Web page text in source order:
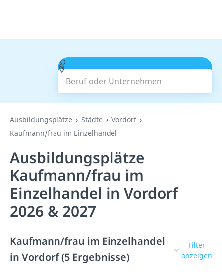
Beruf oder Unternehmen
Suchen
Ausbildungsplätze Städte
Vordorf
Kaufmann/frau im Einzelhandel
Ausbildungsplätze
Kaufmann/frau im
Einzelhandel in Vordorf
2026 & 2027
Kaufmann/frau im Einzelhandel
in Vordorf (5 Ergebnisse)
Filter
anzeigen